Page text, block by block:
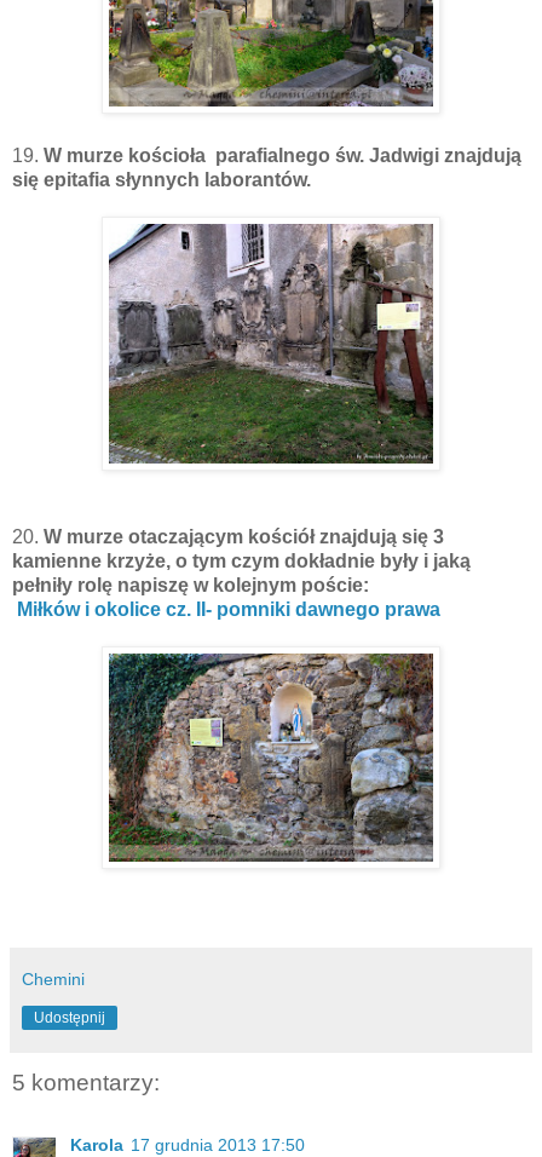
19. W murze kościoła parafialnego św. Jadwigi znajdują
się epitafia słynnych laborantów.
20. W murze otaczającym kościół znajdują się 3
kamienne krzyże, o tym czym dokładnie były i jaką
pełniły rolę napiszę w kolejnym poście:
Miłków i okolice cz. II- pomniki dawnego prawa
Chemini
Udostępnij
5 komentarzy:
Karola 17 grudnia 2013 17:50